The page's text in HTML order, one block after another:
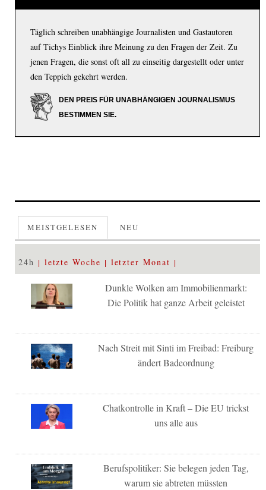
Täglich schreiben unabhängige Journalisten und Gastautoren
auf Tichys Einblick ihre Meinung zu den Fragen der Zeit. Zu
jenen Fragen, die sonst oft all zu einseitig dargestellt oder unter
den Teppich gekehrt werden.
DEN PREIS FÜR UNABHÄNGIGEN JOURNALISMUS
BESTIMMEN SIE.
MEISTGELESEN NEU
24h letzte Woche letzter Monat
Dunkle Wolken am Immobilienmarkt:
Die Politik hat ganze Arbeit geleistet
Nach Streit mit Sinti im Freibad: Freiburg
ändert Badeordnung
Chatkontrolle in Kraft – Die EU trickst
uns alle aus
Berufspolitiker: Sie belegen jeden Tag,
warum sie abtreten müssten